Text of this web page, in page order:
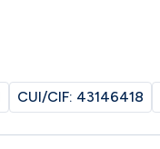
CUI/CIF: 43146418